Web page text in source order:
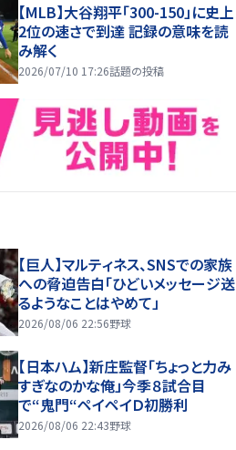
【MLB】大谷翔平「300-150」に史上
2位の速さで到達 記録の意味を読
み解く
2026/07/10 17:26話題の投稿
【巨人】マルティネス、SNSでの家族
への脅迫告白「ひどいメッセージ送
るようなことはやめて」
2026/08/06 22:56野球
【日本ハム】新庄監督「ちょっと力み
すぎなのかな俺」今季８試合目
で“鬼門“ペイペイＤ初勝利
2026/08/06 22:43野球